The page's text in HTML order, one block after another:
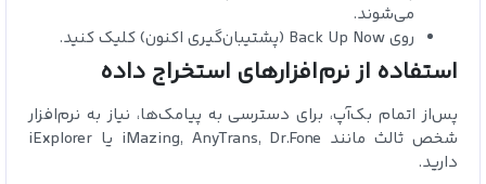
می‌شوند.
روی Back Up Now (پشتیبان‌گیری اکنون) کلیک کنید.
استفاده از نرم‌افزارهای استخراج داده
پس‌از اتمام بک‌آپ، برای دسترسی به پیامک‌ها، نیاز به نرم‌افزار
شخص ثالث مانند iMazing, AnyTrans, Dr.Fone یا iExplorer
دارید.